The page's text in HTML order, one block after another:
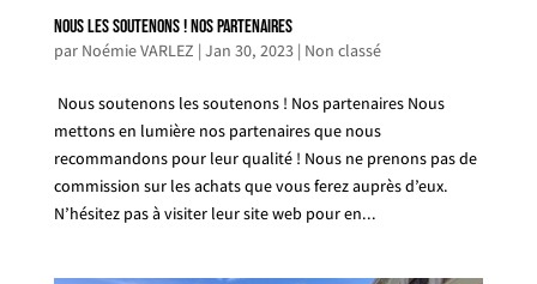
Nous les soutenons ! Nos partenaires
par Noémie VARLEZ | Jan 30, 2023| Non classé
Nous soutenons les soutenons ! Nos partenaires Nous
mettons en lumière nos partenaires que nous
recommandons pour leur qualité ! Nous ne prenons pas de
commission sur les achats que vous ferez auprès d’eux.
N’hésitez pas à visiter leur site web pour en...